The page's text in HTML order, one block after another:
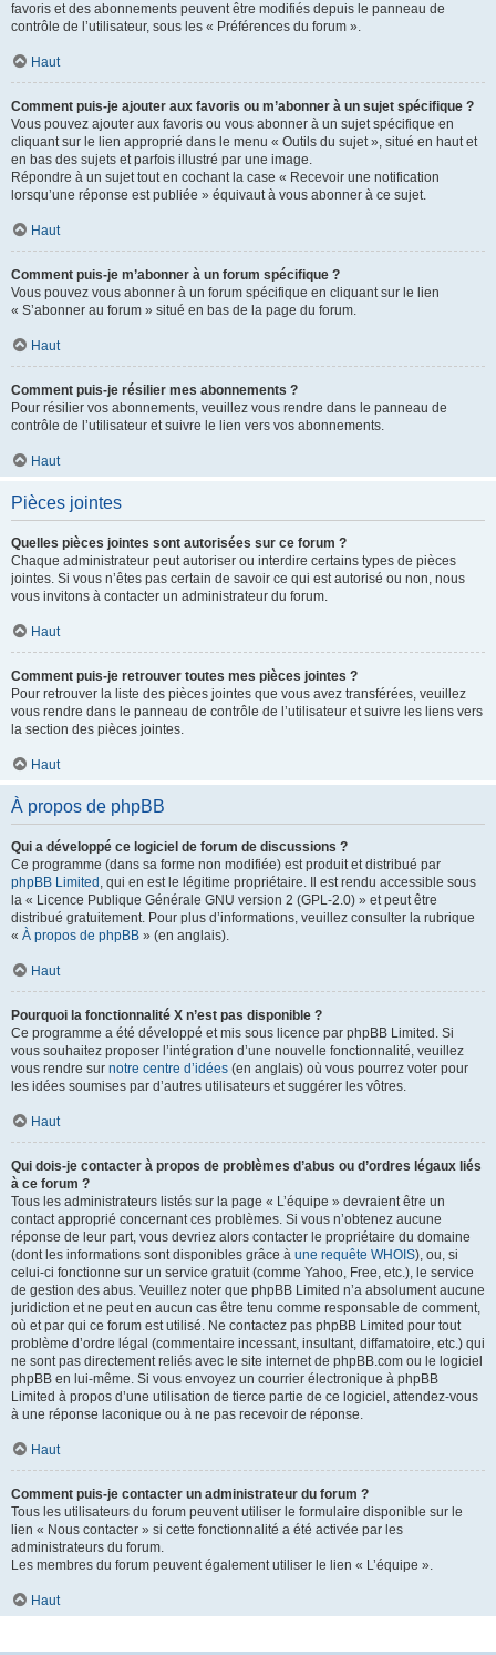
favoris et des abonnements peuvent être modifiés depuis le panneau de
contrôle de l’utilisateur, sous les « Préférences du forum ».
Haut
Comment puis-je ajouter aux favoris ou m’abonner à un sujet spécifique ?
Vous pouvez ajouter aux favoris ou vous abonner à un sujet spécifique en
cliquant sur le lien approprié dans le menu « Outils du sujet », situé en haut et
en bas des sujets et parfois illustré par une image.
Répondre à un sujet tout en cochant la case « Recevoir une notification
lorsqu’une réponse est publiée » équivaut à vous abonner à ce sujet.
Haut
Comment puis-je m’abonner à un forum spécifique ?
Vous pouvez vous abonner à un forum spécifique en cliquant sur le lien
« S’abonner au forum » situé en bas de la page du forum.
Haut
Comment puis-je résilier mes abonnements ?
Pour résilier vos abonnements, veuillez vous rendre dans le panneau de
contrôle de l’utilisateur et suivre le lien vers vos abonnements.
Haut
Pièces jointes
Quelles pièces jointes sont autorisées sur ce forum ?
Chaque administrateur peut autoriser ou interdire certains types de pièces
jointes. Si vous n’êtes pas certain de savoir ce qui est autorisé ou non, nous
vous invitons à contacter un administrateur du forum.
Haut
Comment puis-je retrouver toutes mes pièces jointes ?
Pour retrouver la liste des pièces jointes que vous avez transférées, veuillez
vous rendre dans le panneau de contrôle de l’utilisateur et suivre les liens vers
la section des pièces jointes.
Haut
À propos de phpBB
Qui a développé ce logiciel de forum de discussions ?
Ce programme (dans sa forme non modifiée) est produit et distribué par
phpBB Limited , qui en est le légitime propriétaire. Il est rendu accessible sous
la « Licence Publique Générale GNU version 2 (GPL-2.0) » et peut être
distribué gratuitement. Pour plus d’informations, veuillez consulter la rubrique
« À propos de phpBB » (en anglais).
Haut
Pourquoi la fonctionnalité X n’est pas disponible ?
Ce programme a été développé et mis sous licence par phpBB Limited. Si
vous souhaitez proposer l’intégration d’une nouvelle fonctionnalité, veuillez
vous rendre sur notre centre d’idées (en anglais) où vous pourrez voter pour
les idées soumises par d’autres utilisateurs et suggérer les vôtres.
Haut
Qui dois-je contacter à propos de problèmes d’abus ou d’ordres légaux liés
à ce forum ?
Tous les administrateurs listés sur la page « L’équipe » devraient être un
contact approprié concernant ces problèmes. Si vous n’obtenez aucune
réponse de leur part, vous devriez alors contacter le propriétaire du domaine
(dont les informations sont disponibles grâce à une requête WHOIS), ou, si
celui-ci fonctionne sur un service gratuit (comme Yahoo, Free, etc.), le service
de gestion des abus. Veuillez noter que phpBB Limited n’a absolument aucune
juridiction et ne peut en aucun cas être tenu comme responsable de comment,
où et par qui ce forum est utilisé. Ne contactez pas phpBB Limited pour tout
problème d’ordre légal (commentaire incessant, insultant, diffamatoire, etc.) qui
ne sont pas directement reliés avec le site internet de phpBB.com ou le logiciel
phpBB en lui-même. Si vous envoyez un courrier électronique à phpBB
Limited à propos d’une utilisation de tierce partie de ce logiciel, attendez-vous
à une réponse laconique ou à ne pas recevoir de réponse.
Haut
Comment puis-je contacter un administrateur du forum ?
Tous les utilisateurs du forum peuvent utiliser le formulaire disponible sur le
lien « Nous contacter » si cette fonctionnalité a été activée par les
administrateurs du forum.
Les membres du forum peuvent également utiliser le lien « L’équipe ».
Haut